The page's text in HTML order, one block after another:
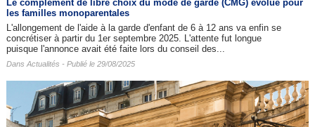
Le complément de libre choix du mode de garde (CMG) évolue pour
les familles monoparentales
L'allongement de l'aide à la garde d'enfant de 6 à 12 ans va enfin se
concrétiser à partir du 1er septembre 2025. L'attente fut longue
puisque l'annonce avait été faite lors du conseil des...
Dans Actualités - Publié le 29/08/2025